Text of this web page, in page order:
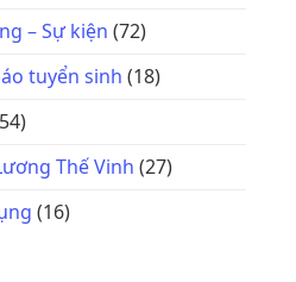
– Sự kiện (72)
tuyển sinh (18)
Thế Vinh (27)
(16)